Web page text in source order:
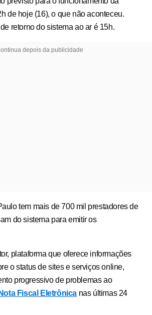
de hoje (16), o que não aconteceu.
retorno do sistema ao ar é 15h.
depois da publicidade
tem mais de 700 mil prestadores de
do sistema para emitir os
plataforma que oferece informações
o status de sites e serviços online,
progressivo de problemas ao
Nota Fiscal Eletrônica nas últimas 24